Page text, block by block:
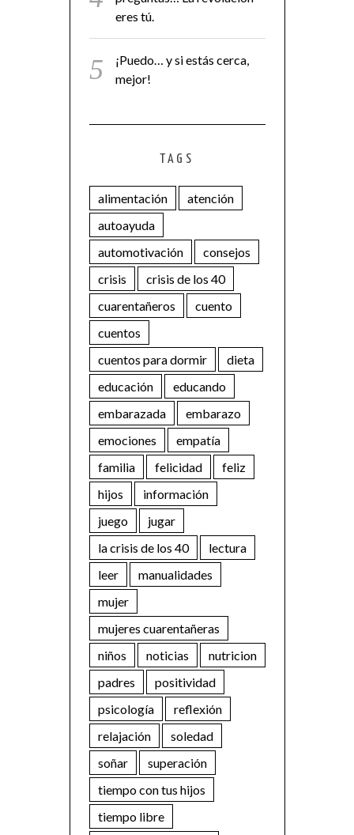
eres tú.
¡Puedo… y si estás cerca,
mejor!
TAGS
alimentación
atención
autoayuda
automotivación
consejos
crisis
crisis de los 40
cuarentañeros
cuento
cuentos
cuentos para dormir
dieta
educación
educando
embarazada
embarazo
emociones
empatía
familia
felicidad
feliz
hijos
información
juego
jugar
la crisis de los 40
lectura
leer
manualidades
mujer
mujeres cuarentañeras
niños
noticias
nutricion
padres
positividad
psicología
reflexión
relajación
soledad
soñar
superación
tiempo con tus hijos
tiempo libre